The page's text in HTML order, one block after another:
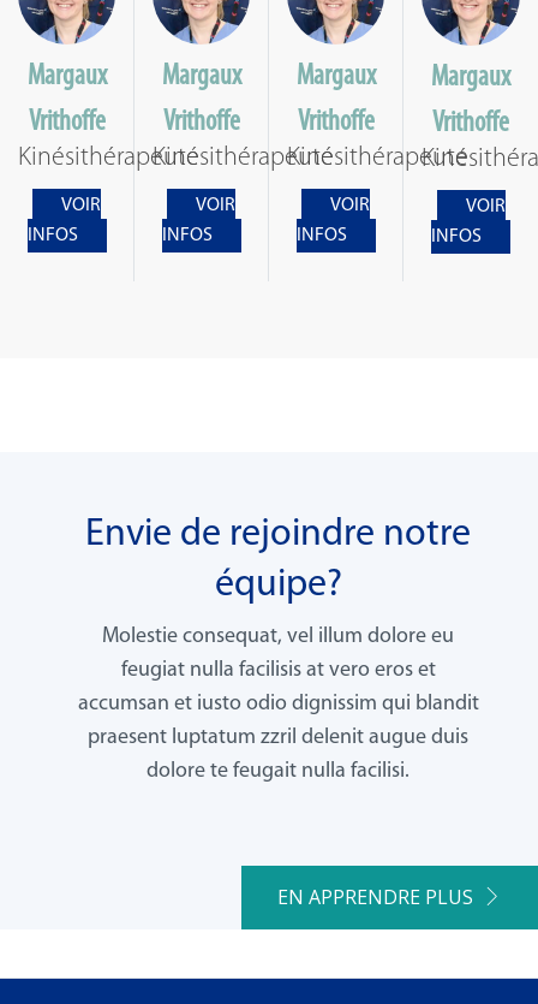
Margaux
Vrithoffe
Kinésithérapeute
VOIR
INFOS
Margaux
Vrithoffe
Kinésithérapeute
VOIR
INFOS
Margaux
Vrithoffe
Kinésithérapeute
VOIR
INFOS
Margaux
Vrithoffe
VOIR
INFOS
Envie de rejoindre notre
équipe?
Molestie consequat, vel illum dolore eu
feugiat nulla facilisis at vero eros et
accumsan et iusto odio dignissim qui blandit
praesent luptatum zzril delenit augue duis
dolore te feugait nulla facilisi.
EN APPRENDRE PLUS